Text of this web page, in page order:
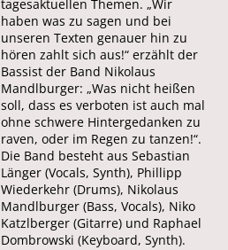
tagesaktuellen Themen. „Wir
haben was zu sagen und bei
unseren Texten genauer hin zu
hören zahlt sich aus!“ erzählt der
Bassist der Band Nikolaus
Mandlburger: „Was nicht heißen
soll, dass es verboten ist auch mal
ohne schwere Hintergedanken zu
raven, oder im Regen zu tanzen!“.
Die Band besteht aus Sebastian
Länger (Vocals, Synth), Phillipp
Wiederkehr (Drums), Nikolaus
Mandlburger (Bass, Vocals), Niko
Katzlberger (Gitarre) und Raphael
Dombrowski (Keyboard, Synth).